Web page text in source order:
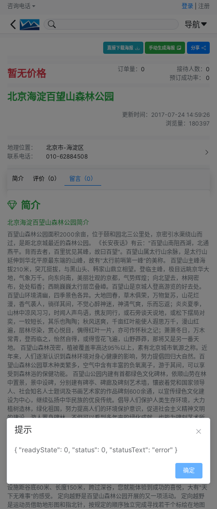
咨询电话 登录 注册
导航
直接下载海报 手动生成海报 分享
暂无价格 订单量： 0 接待人数： 0
预订成功率：
0
北京海淀百望山森林公园
更新时间： 2017-07-24 14:59:26
浏览量： 180397
地理位置：
北京市-海淀区
联系电话：
010-62884508
简介 评价（0） 留言（0）
简介
北京海淀百望山森林公园简介
百望山森林公园面积2000余亩，位于颐和园北三公里处，京密引水渠绕山而
过，是距北京城最近的森林公园。 《长安夜话》有云："百望山南阻西湖，北通
燕平。背而去者，百里犹见其峰，故曰百望"。百望山属太行山余脉，是太行山
延伸到华北平原最东端的山峰，故有"太行前哨第一峰"的美称。 百望山主峰海
拔210米，突兀挺拔，与黑山头、韩家山鼎立相望。登临主峰，极目远眺京华大
地，气象万千。向东向南，美丽壮观的京都，气势辉煌；向北望去，林网密
布，处处稻香；西眺巍巍太行层峦叠嶂。百望山是京城人登高游览的好去处。
百望山环境清幽，四季景色各异。大地回春，草木俱荣，万物复苏，山花烂
漫，香气袭人，徜徉其间，不觉心醉神迷，神清气爽，乐而忘返；炎炎夏季，
山林中凉风习习，时闻人声鸟语，携友同行，或石旁谈天说地，或松下摆局对
奕，一较短长，其乐也陶陶；秋风送爽，千亩红叶能使人遐思万千，漫山红
遍，层林尽染，赏心悦目，偶得红叶一片，亦可作怀秋之记；萧萧冬日，万木
常青，登而临之，怡然自得，或得雪花飞遍，山野莽莽，那将又是另一番天
地。 百望山森林茂密，植被覆盖率高达95％以上，素有北京城市氧源之称。近
年来，人们逐渐认识到森林环境对身心健康的影响，努力提倡回归大自然。百
望山森林公园草木种类繁多，空气中含有丰富的负氧离子，游于其间，可以享
受到森林浴的保健功能。 百望山公园内建有首都绿色文化碑林，依顺山势在林
中置景，景中设碑，分别建有碑亭、碑廊及碑刻艺术墙，镶嵌着党和国家领导
人、社会知名人士题词及书画艺术家的作品碑刻600余通，以宣传绿色文化建
设为中心，继续弘扬中华民族的优良传统。倡导人们保护人类生存环境，大力
植树造林，绿化祖国，努力提高人们的环境保护意识，促进社会主义精神文明
的建设。游人置身碑林，不但可以看到多年来的绿化成就，也能为碑刻艺术所
陶醉，从而感受到中国书画艺术的瑰丽，不自觉间受到绿色文化的熏陶。 为了
配合旨在提高全民身体素质的全民健身运动，公园与国家登山队合作建成距市
肌肉耐力和身体平衡能力的运动项目，可以提高和培养您敏锐的观察、判断能
有惊无险，培养您挑战自我，战胜自我的信心。 百望山天然岩壁高16.8米，建
有12条难易程度不同的攀岩线路，适于各年龄段游客和攀岩爱好者攀登。飞降
设施距谷底60米、长度150米，跨过深谷，您就能体验到成功的喜悦，大有"天
下无难事"的感受。 定向越野是百望山森林公园开展的又一项活动。 定向越野
是运动员借助地形图和指北针，按规定的顺序独立完成寻找若干个标绘在地图
提示
{ "readyState": 0, "status": 0, "statusText": "error" }
确定